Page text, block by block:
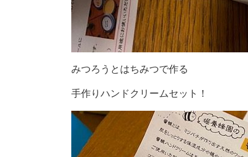
みつろうとはちみつで作る
手作りハンドクリームセット！